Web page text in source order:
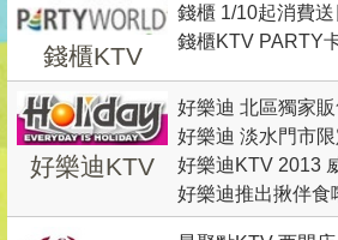
錢櫃KTV
送歡唱時數 唱一
錢櫃 1/10起消費
袋 1/20起來店消
一
錢櫃KTV PARTY
好樂迪KTV
好樂迪 北區獨家
2,000元以上消費
好樂迪 淡水門市
餐約會專案
好樂迪KTV 2013
好樂迪推出揪伴食